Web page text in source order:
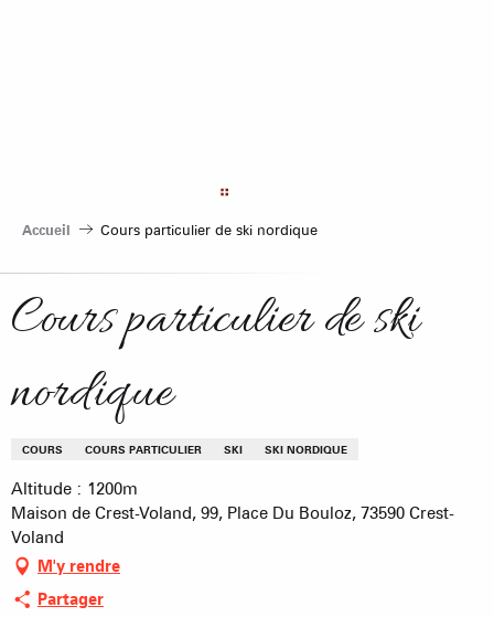
Accueil Cours particulier de ski nordique
Cours particulier de ski
nordique
COURS COURS PARTICULIER SKI SKI NORDIQUE
Altitude : 1200m
Maison de Crest-Voland, 99, Place Du Bouloz, 73590 Crest-
Voland
M'y rendre
Partager